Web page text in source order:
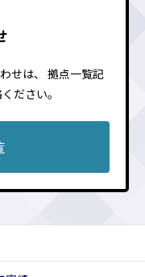
せは、
拠点一覧記
ださい。